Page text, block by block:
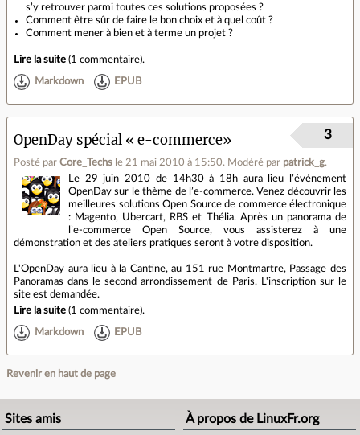
s’y retrouver parmi toutes ces solutions proposées ?
Comment être sûr de faire le bon choix et à quel coût ?
Comment mener à bien et à terme un projet ?
Lire la suite (1 commentaire).
Markdown EPUB
OpenDay spécial « e-commerce»
Posté par Core_Techs le 21 mai 2010 à 15:50. Modéré par patrick_g.
3
Le 29 juin 2010 de 14h30 à 18h aura lieu l’événement
OpenDay sur le thème de l’e-commerce. Venez découvrir les
meilleures solutions Open Source de commerce électronique
: Magento, Ubercart, RBS et Thélia. Après un panorama de
l’e-commerce Open Source, vous assisterez à une
démonstration et des ateliers pratiques seront à votre disposition.
L'OpenDay aura lieu à la Cantine, au 151 rue Montmartre, Passage des
Panoramas dans le second arrondissement de Paris. L'inscription sur le
site est demandée.
Lire la suite (1 commentaire).
Markdown EPUB
Revenir en haut de page
Sites amis À propos de LinuxFr.org